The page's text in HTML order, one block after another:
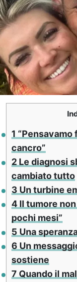
1
cancro”
2 Le diagnosi
cambiato tutto
3 Un turbine
4 Il tumore
pochi mesi”
5 Una
6 Un
sostiene
7 Quando il